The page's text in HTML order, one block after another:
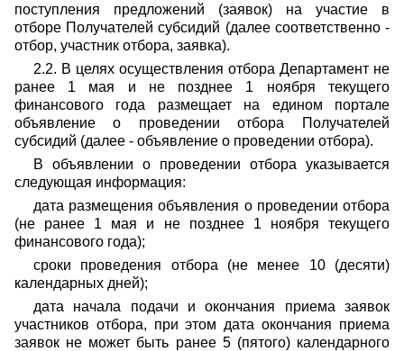
поступления предложений (заявок) на участие в
отборе Получателей субсидий (далее соответственно -
отбор, участник отбора, заявка).
2.2. В целях осуществления отбора Департамент не
ранее 1 мая и не позднее 1 ноября текущего
финансового года размещает на едином портале
объявление о проведении отбора Получателей
субсидий (далее - объявление о проведении отбора).
В объявлении о проведении отбора указывается
следующая информация:
дата размещения объявления о проведении отбора
(не ранее 1 мая и не позднее 1 ноября текущего
финансового года);
сроки проведения отбора (не менее 10 (десяти)
календарных дней);
дата начала подачи и окончания приема заявок
участников отбора, при этом дата окончания приема
заявок не может быть ранее 5 (пятого) календарного